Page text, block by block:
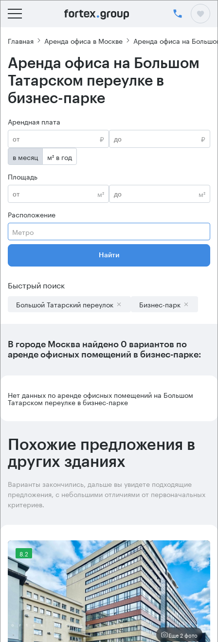
Главная Аренда офиса в Москве Аренда офиса на
Аренда офиса на Большом
Татарском переулке в
бизнес-парке
Арендная плата
₽
₽
в месяц
м² в год
Площадь
м²
м²
Расположение
Метро
Найти
Быстрый поиск
Большой Татарский переулок Бизнес-парк
В городе Москва найдено 0 вариантов по
аренде офисных помещений в бизнес-парке:
Нет данных по аренде офисных помещений на Большом
Татарском переулке в бизнес-парке
Похожие предложения в
других зданиях
Варианты закончились, дальше вы увидете подходящие
предложения, с небольшими отличиями от первоначальных
критериев.
8.2
Еще 2 фото